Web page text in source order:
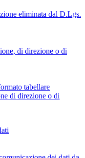
eliminata dal D.Lgs.
di direzione o di
tabellare
di direzione o di